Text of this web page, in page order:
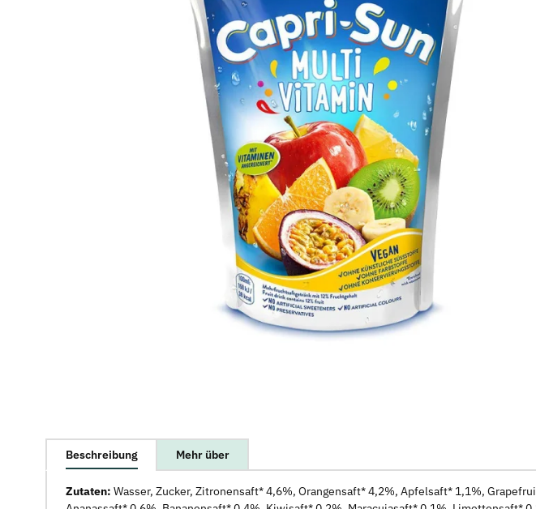
Beschreibung Mehr über
Zutaten: Wasser, Zucker, Zitronensaft* 4,6%, Orangensaft* 4,2%, Apfelsaft* 1,1%,